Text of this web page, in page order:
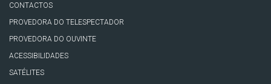
CONTACTOS
PROVEDORA DO TELESPECTADOR
PROVEDORA DO OUVINTE
ACESSIBILIDADES
SATÉLITES